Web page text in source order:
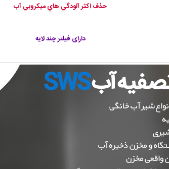
حذف اكثر آلودگي هاي ميكروبي آب
دارای فیلتر چند لایه